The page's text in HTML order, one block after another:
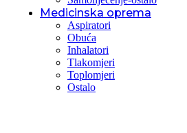
Medicinska oprema
Aspiratori
Obuća
Inhalatori
Tlakomjeri
Toplomjeri
Ostalo